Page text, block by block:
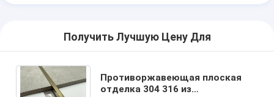
Получить Лучшую Цену Для
Противоржавеющая плоская
отделка 304 316 из